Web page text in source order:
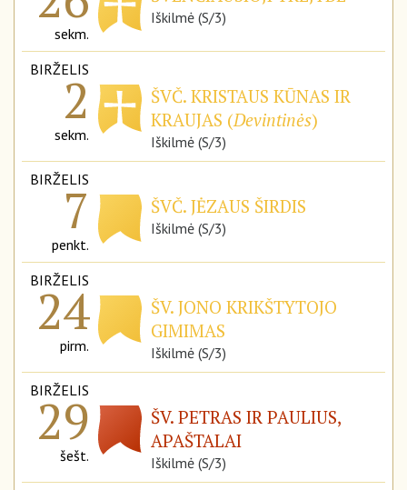
sekm.
Iškilmė (S/3)
BIRŽELIS
2
sekm.
ŠVČ. KRISTAUS KŪNAS IR
KRAUJAS (Devintinės)
Iškilmė (S/3)
BIRŽELIS
7
penkt.
ŠVČ. JĖZAUS ŠIRDIS
Iškilmė (S/3)
BIRŽELIS
24
pirm.
ŠV. JONO KRIKŠTYTOJO
GIMIMAS
Iškilmė (S/3)
BIRŽELIS
29
šešt.
ŠV. PETRAS IR PAULIUS,
APAŠTALAI
Iškilmė (S/3)